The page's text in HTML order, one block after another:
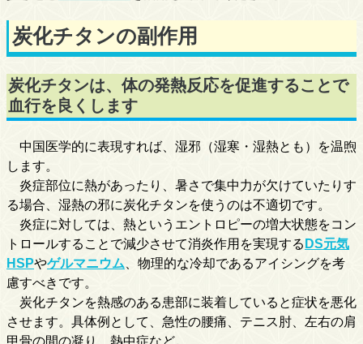
炭化チタンの副作用
炭化チタンは、体の発熱反応を促進することで
血行を良くします
中国医学的に表現すれば、湿邪（湿寒・湿熱とも）を温煦
します。
炎症部位に熱があったり、暑さで集中力が欠けていたりす
る場合、湿熱の邪に炭化チタンを使うのは不適切です。
炎症に対しては、熱というエントロピーの増大状態をコン
トロールすることで減少させて消炎作用を実現する DS元気
HSPやゲルマニウム、物理的な冷却であるアイシングを考
慮すべきです。
炭化チタンを熱感のある患部に装着していると症状を悪化
させます。具体例として、急性の腰痛、テニス肘、左右の肩
甲骨の間の凝り、熱中症など。